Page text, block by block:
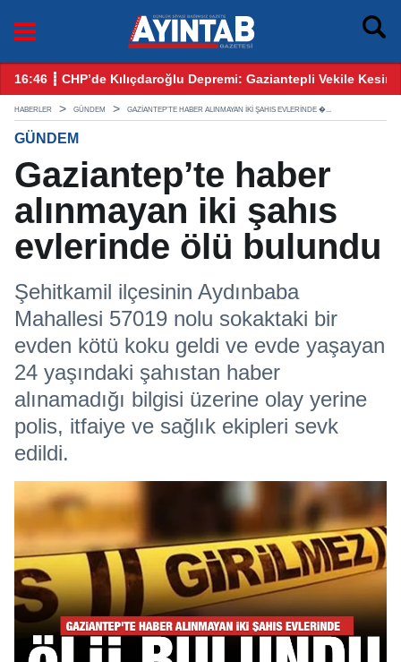
İhraç Hamlesi
09:25 ┋ Akaryakıta zam geldi, indirim geliyor! 21 Mayıs benzin
HABERLER GÜNDEM GAZIANTEP’TE HABER ALINMAYAN IKI ŞAHIS EVLERINDE �...
GÜNDEM
Gaziantep’te haber
alınmayan iki şahıs
evlerinde ölü bulundu
Şehitkamil ilçesinin Aydınbaba
Mahallesi 57019 nolu sokaktaki bir
evden kötü koku geldi ve evde yaşayan
24 yaşındaki şahıstan haber
alınamadığı bilgisi üzerine olay yerine
polis, itfaiye ve sağlık ekipleri sevk
edildi.